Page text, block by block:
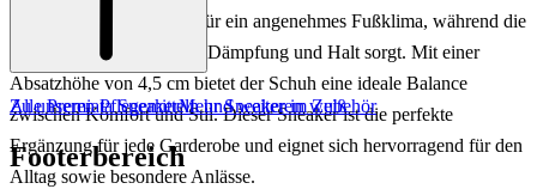
sonstigem Material sorgt für ein angenehmes Fußklima, während die
Gummisohle für optimale Dämpfung und Halt sorgt. Mit einer
Absatzhöhe von 4,5 cm bietet der Schuh eine ideale Balance
zwischen Komfort und Stil. Dieser Sneaker ist die perfekte
Ergänzung für jede Garderobe und eignet sich hervorragend für den
Alltag sowie besondere Anlässe.
Zu unseren Pflegemitteln und weiterem Zubehör
Alle Premiata SneakerMehr Sneaker in weiß
Footerbereich